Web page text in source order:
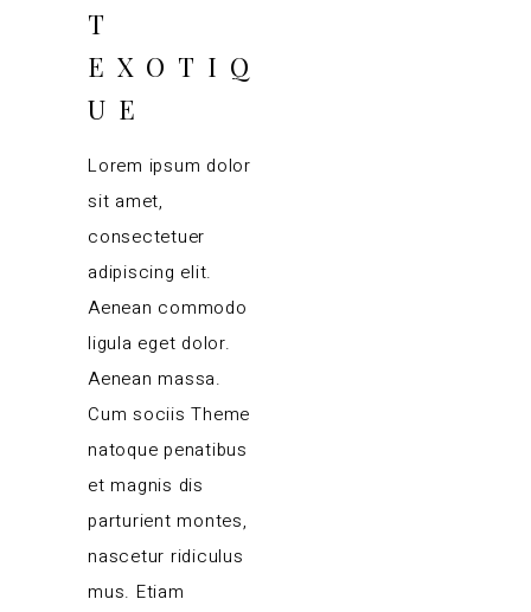
T
EXOTIQ
UE
Lorem ipsum dolor
sit amet,
consectetuer
adipiscing elit.
Aenean commodo
ligula eget dolor.
Aenean massa.
Cum sociis Theme
natoque penatibus
et magnis dis
parturient montes,
nascetur ridiculus
mus. Etiam